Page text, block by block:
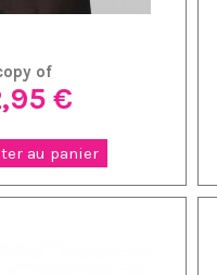
of
€
au panier